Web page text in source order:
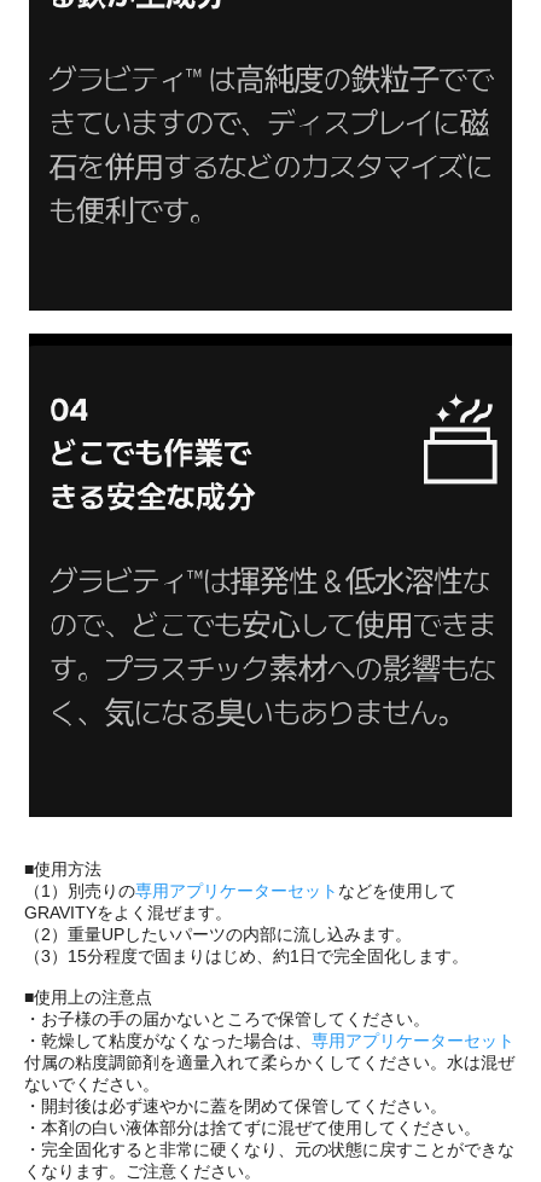
■使用方法
（1）別売りの専用アプリケーターセット などを使用して
GRAVITYをよく混ぜます。
（2）重量UPしたいパーツの内部に流し込みます。
（3）15分程度で固まりはじめ、約1日で完全固化します。
■使用上の注意点
・お子様の手の届かないところで保管してください。
・乾燥して粘度がなくなった場合は、 専用アプリケーターセット
付属の粘度調節剤を適量入れて柔らかくしてください。水は混ぜ
ないでください。
・開封後は必ず速やかに蓋を閉めて保管してください。
・本剤の白い液体部分は捨てずに混ぜて使用してください。
・完全固化すると非常に硬くなり、元の状態に戻すことができな
くなります。ご注意ください。